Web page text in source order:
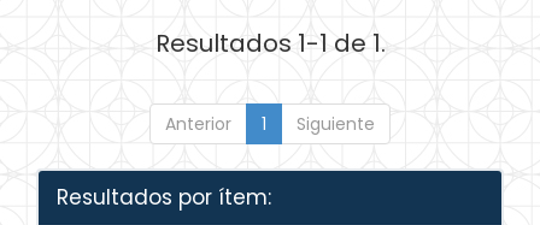
Resultados 1-1 de 1.
Anterior 1 Siguiente
Resultados por ítem: